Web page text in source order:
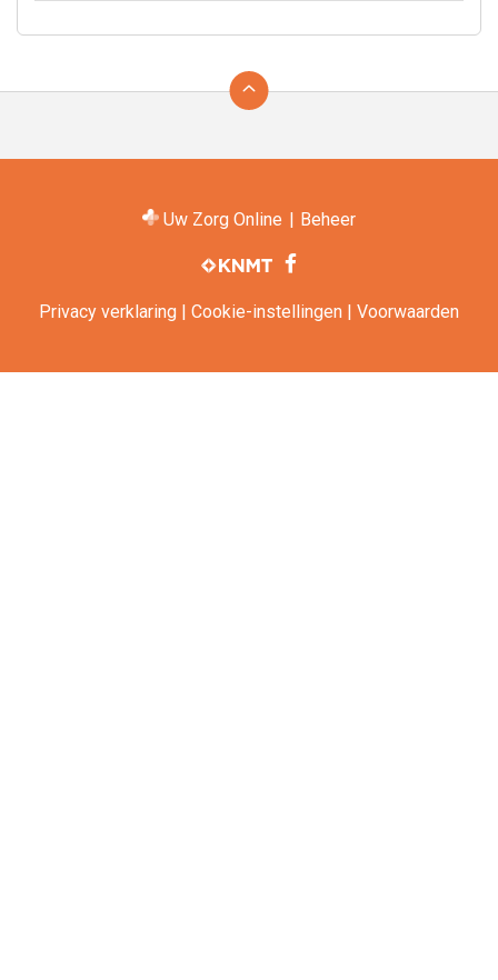
de
Uw Zorg Online | Beheer
onze
pagina
Privacy verklaring | Cookie-instellingen | Voorwaarden